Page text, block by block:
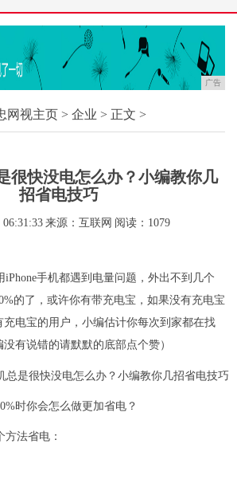
广告
网视主页 > 企业 > 正文 >
很快没电怎么办？小编教你几
招省电技巧
06:31:33 来源：互联网 阅读：1079
iPhone手机都遇到电量问题，外出不到几个
的了，或许你有带充电宝，如果没有充电宝
电宝的用户，小编估计你每次到家都在找
有说错的请默默的底部点个赞）
时你会怎么做更加省电？
法省电：